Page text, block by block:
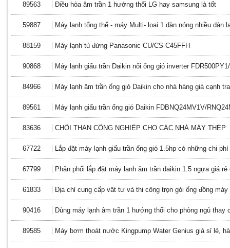
89563 Điều hòa âm trần 1 hướng thổi LG hay samsung là tốt
59887 Máy lạnh tổng thể - máy Multi- lọai 1 dàn nóng nhiều dàn
88159 Máy lạnh tủ đứng Panasonic CU/CS-C45FFH
90868 Máy lạnh giấu trần Daikin nối ống gió inverter
84966 Máy lạnh âm trần ống gió Daikin cho nhà hàng giá cạnh
89561 Máy lạnh giấu trần ống gió Daikin FDBNQ24MV1V/
83636 CHỔI THAN CÔNG NGHIỆP CHO CÁC NHÀ MÁY THÉP
67722 Lắp đặt máy lạnh giấu trần ống gió 1.5hp có những chi
67799 Phân phối lắp đặt máy lạnh âm trần daikin 1.5 ngựa giá rẻ
61833 Địa chỉ cung cấp vât tư và thi công trọn gói ống đồng máy
90416 Dùng máy lạnh âm trần 1 hướng thổi cho phòng ngủ thay
89585 Máy bơm thoát nước Kingpump Water Genius giá sỉ lẻ,